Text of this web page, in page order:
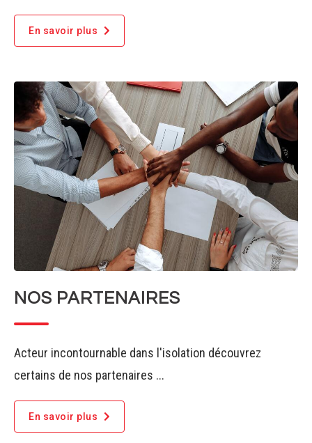
En savoir plus
NOS PARTENAIRES
Acteur incontournable dans l'isolation découvrez
certains de nos partenaires ...
En savoir plus